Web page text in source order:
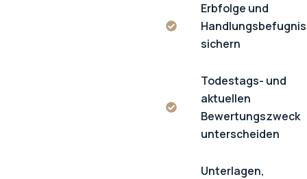
Erbfolge und
Handlungsbefugnis
sichern
Todestags- und
aktuellen
Bewertungszweck
unterscheiden
Unterlagen,